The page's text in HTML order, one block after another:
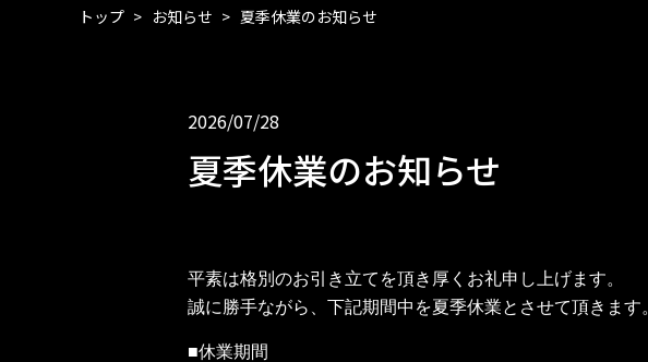
トップ お知らせ 夏季休業のお知らせ
2026/07/28
夏季休業のお知らせ
平素は格別のお引き立てを頂き厚くお礼申し上げます。
誠に勝手ながら、下記期間中を夏季休業とさせて頂きます
■休業期間